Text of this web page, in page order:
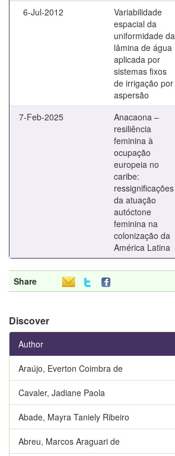
6-Jul-2012
Variabilidade
espacial da
uniformidade da
lâmina de água
aplicada por
sistemas fixos
de irrigação por
aspersão
7-Feb-2025
Anacaona –
resiliência
feminina à
ocupação
europeia no
caribe:
ressignificações
da atuação
autóctone
feminina na
colonização da
América Latina
Share
Discover
Author
Araújo, Everton Coimbra de
Cavaler, Jadiane Paola
Abade, Mayra Taniely Ribeiro
Abreu, Marcos Araguari de